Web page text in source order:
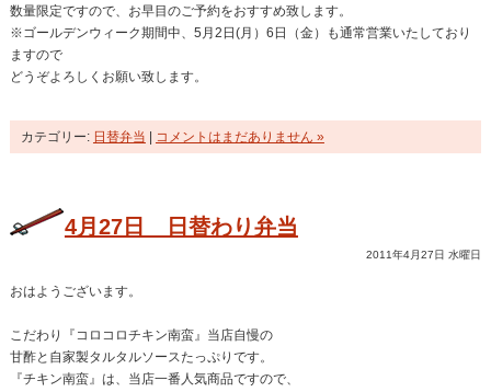
数量限定ですので、お早目のご予約をおすすめ致します。
※ゴールデンウィーク期間中、5月2日(月）6日（金）も通常営業いたしており
ますので
どうぞよろしくお願い致します。
カテゴリー: 日替弁当 コメントはまだありません »
4月27日 日替わり弁当
2011年4月27日 水曜日
おはようございます。
こだわり『コロコロチキン南蛮』当店自慢の
甘酢と自家製タルタルソースたっぷりです。
『チキン南蛮』は、当店一番人気商品ですので、